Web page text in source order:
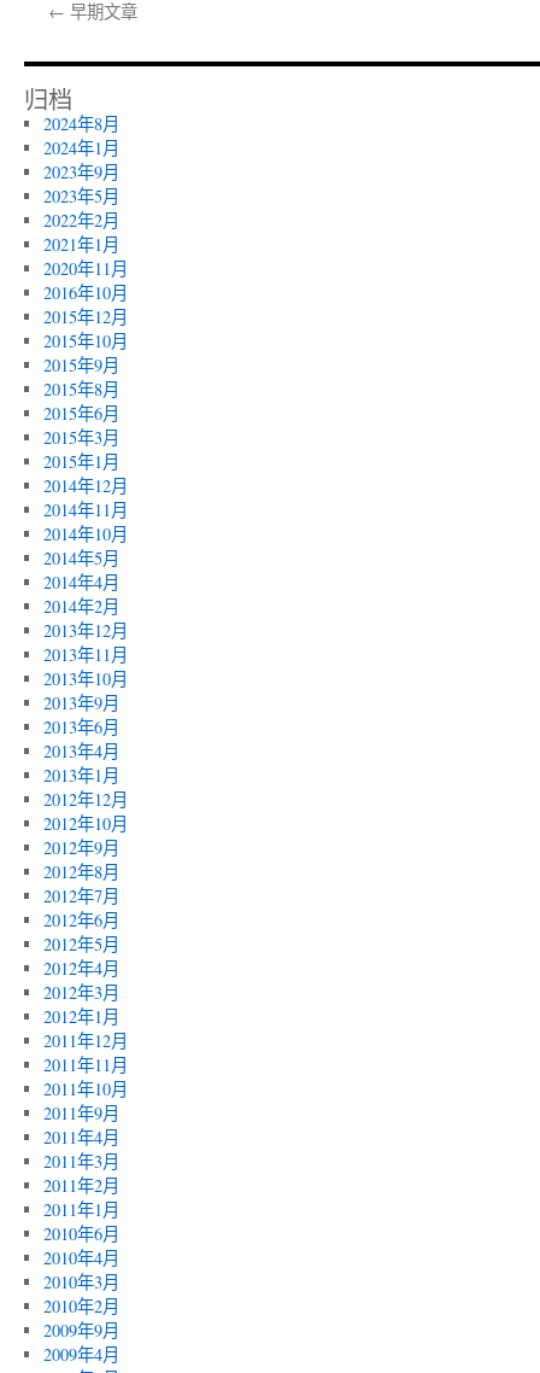
← 早期文章
归档
2024年8月
2024年1月
2023年9月
2023年5月
2022年2月
2021年1月
2020年11月
2016年10月
2015年12月
2015年10月
2015年9月
2015年8月
2015年6月
2015年3月
2015年1月
2014年12月
2014年11月
2014年10月
2014年5月
2014年4月
2014年2月
2013年12月
2013年11月
2013年10月
2013年9月
2013年6月
2013年4月
2013年1月
2012年12月
2012年10月
2012年9月
2012年8月
2012年7月
2012年6月
2012年5月
2012年4月
2012年3月
2012年1月
2011年12月
2011年11月
2011年10月
2011年9月
2011年4月
2011年3月
2011年2月
2011年1月
2010年6月
2010年4月
2010年3月
2010年2月
2009年9月
2009年4月